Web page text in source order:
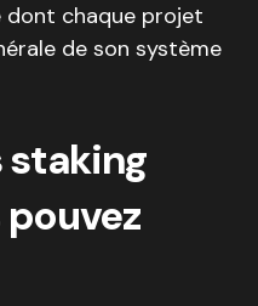
dont chaque projet
de son système
staking